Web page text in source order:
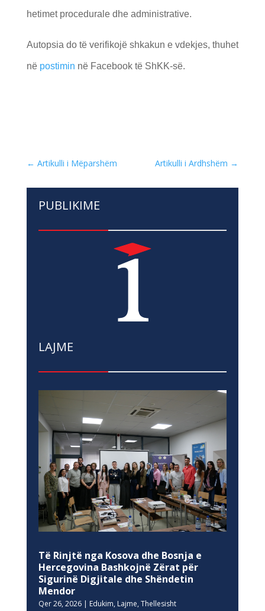
hetimet procedurale dhe administrative.
Autopsia do të verifikojë shkakun e vdekjes, thuhet
në postimin në Facebook të ShKK-së.
← Artikulli i Mëparshëm Artikulli i Ardhshëm →
PUBLIKIME
LAJME
Të Rinjtë nga Kosova dhe Bosnja e
Hercegovina Bashkojnë Zërat për
Sigurinë Digjitale dhe Shëndetin
Mendor
Qer 26, 2026| Edukim, Lajme, Thellesisht